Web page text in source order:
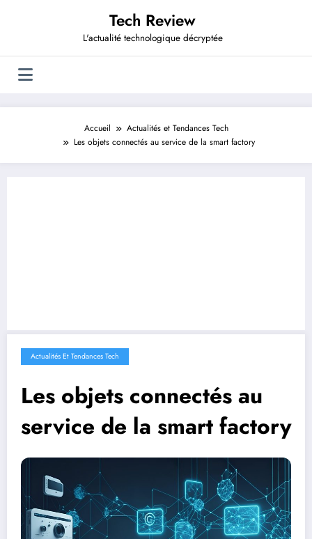
Tech Review
L'actualité technologique décryptée
Accueil
Actualités et Tendances Tech
Les objets connectés au service de la smart factory
Actualités Et Tendances Tech
Les objets connectés au
service de la smart factory